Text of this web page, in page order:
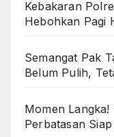
Kebakaran
Hebohkan Pagi
Semangat Pak
Belum Pulih,
Momen
Perbatasan